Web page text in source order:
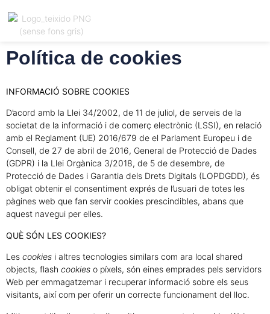
Política de cookies
INFORMACIÓ SOBRE COOKIES
D’acord amb la Llei 34/2002, de 11 de juliol, de serveis de la
societat de la informació i de comerç electrònic (LSSI), en relació
amb el Reglament (UE) 2016/679 de el Parlament Europeu i de
Consell, de 27 de abril de 2016, General de Protecció de Dades
(GDPR) i la Llei Orgànica 3/2018, de 5 de desembre, de
Protecció de Dades i Garantia dels Drets Digitals (LOPDGDD), és
obligat obtenir el consentiment exprés de l’usuari de totes les
pàgines web que fan servir cookies prescindibles, abans que
aquest navegui per elles.
QUÈ SÓN LES COOKIES?
Les cookies i altres tecnologies similars com ara local shared
objects, flash cookies o píxels, són eines emprades pels servidors
Web per emmagatzemar i recuperar informació sobre els seus
visitants, així com per oferir un correcte funcionament del lloc.